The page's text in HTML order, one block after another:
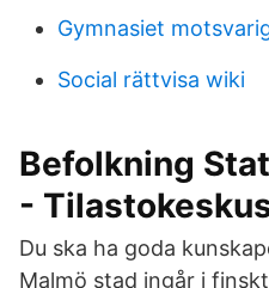
Gymnasiet
Social rättvisa wiki
Befolkning
-
Du ska ha goda
Malmö stad ingår i